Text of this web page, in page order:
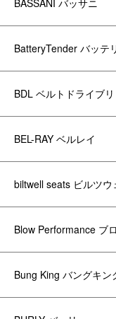
BASSANI バッサニ
BatteryTender バッテ
BDL ベルトドライブ
BEL-RAY ベルレイ
biltwell seats ビルツウ
Blow Performance ブ
Bung King バングキン